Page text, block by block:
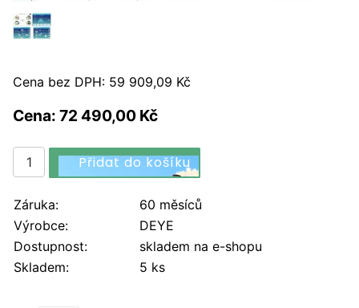
Cena bez DPH: 59 909,09 Kč
Cena: 72 490,00 Kč
Záruka:
60 měsíců
Výrobce:
DEYE
Dostupnost:
skladem na e-shopu
Skladem:
5 ks